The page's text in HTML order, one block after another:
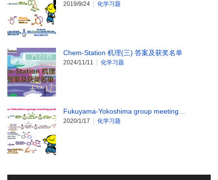
2019/9/24 化学习题
Chem-Station 机理(三) 答案及获奖名单
2024/11/11 化学习题
Fukuyama-Yokoshima group meeting…
2020/1/17 化学习题